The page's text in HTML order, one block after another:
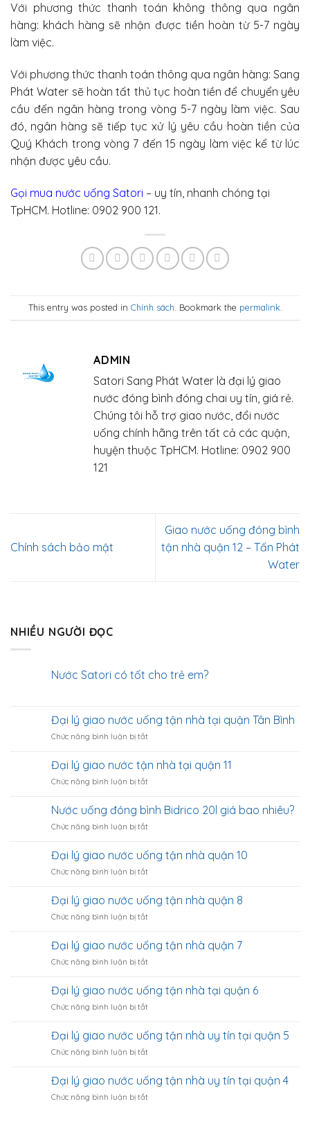
Với phương thức thanh toán không thông qua ngân
hàng: khách hàng sẽ nhận được tiền hoàn từ 5-7 ngày
làm việc.
Với phương thức thanh toán thông qua ngân hàng: Sang
Phát Water sẽ hoàn tất thủ tục hoàn tiền để chuyển yêu
cầu đến ngân hàng trong vòng 5-7 ngày làm việc. Sau
đó, ngân hàng sẽ tiếp tục xử lý yêu cầu hoàn tiền của
Quý Khách trong vòng 7 đến 15 ngày làm việc kể từ lúc
nhận được yêu cầu.
Gọi mua nước uống Satori – uy tín, nhanh chóng tại
TpHCM. Hotline: 0902 900 121.
This entry was posted in Chính sách . Bookmark the permalink
ADMIN
Satori Sang Phát Water là đại lý giao
nước đóng bình đóng chai uy tín, giá rẻ.
Chúng tôi hỗ trợ giao nước, đổi nước
uống chính hãng trên tất cả các quận,
huyện thuộc TpHCM. Hotline: 0902 900
121
Chính sách bảo mật
Giao nước uống đóng bình
tận nhà quận 12 – Tấn Phát
Water
NHIỀU NGƯỜI ĐỌC
Nước Satori có tốt cho trẻ em?
Đại lý giao nước uống tận nhà tại quận Tân Bình
Chức năng bình luận bị tắtở
giao
nước
tận
Tân
Đại lý giao nước tận nhà tại quận 11
Chức năng bình luận bị tắtở
giao
nước
nhà
Nước uống đóng bình Bidrico 20l giá bao nhiêu?
Chức năng bình luận bị tắtở
uống
đóng
bình
20l
giá
Đại lý giao nước uống tận nhà quận 10
Chức năng bình luận bị tắtở
lý
giao
nước
tận
nhà
Đại lý giao nước uống tận nhà quận 8
Chức năng bình luận bị tắtở
lý
giao
nước
tận
nhà
Đại lý giao nước uống tận nhà quận 7
Chức năng bình luận bị tắtở
lý
giao
nước
tận
nhà
Đại lý giao nước uống tận nhà tại quận 6
Chức năng bình luận bị tắtở
lý
giao
nước
tận
nhà
Đại lý giao nước uống tận nhà uy tín tại quận 5
Chức năng bình luận bị tắtở
lý
giao
nước
Đại lý giao nước uống tận nhà uy tín tại quận 4
Chức năng bình luận bị tắtở